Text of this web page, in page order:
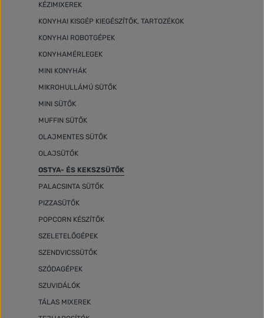
KÉZIMIXEREK
KONYHAI KISGÉP KIEGÉSZÍTŐK, TARTOZÉKOK
KONYHAI ROBOTGÉPEK
KONYHAMÉRLEGEK
MINI KONYHÁK
MIKROHULLÁMÚ SÜTŐK
MINI SÜTŐK
MUFFIN SÜTŐK
OLAJMENTES SÜTŐK
OLAJSÜTŐK
OSTYA- ÉS KEKSZSÜTŐK
PALACSINTA SÜTŐK
PIZZASÜTŐK
POPCORN KÉSZÍTŐK
SZELETELŐGÉPEK
SZENDVICSSÜTŐK
SZÓDAGÉPEK
SZUVIDÁLÓK
TÁLAS MIXEREK